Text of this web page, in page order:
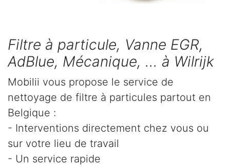
Filtre à particule, Vanne EGR,
AdBlue, Mécanique, ... à Wilrijk
Mobilii vous propose le service de
nettoyage de filtre à particules partout en
Belgique :
- Interventions directement chez vous ou
sur votre lieu de travail
- Un service rapide